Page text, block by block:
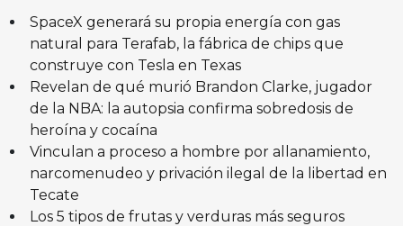
SpaceX generará su propia energía con gas
natural para Terafab, la fábrica de chips que
construye con Tesla en Texas
Revelan de qué murió Brandon Clarke, jugador
de la NBA: la autopsia confirma sobredosis de
heroína y cocaína
Vinculan a proceso a hombre por allanamiento,
narcomenudeo y privación ilegal de la libertad en
Tecate
Los 5 tipos de frutas y verduras más seguros